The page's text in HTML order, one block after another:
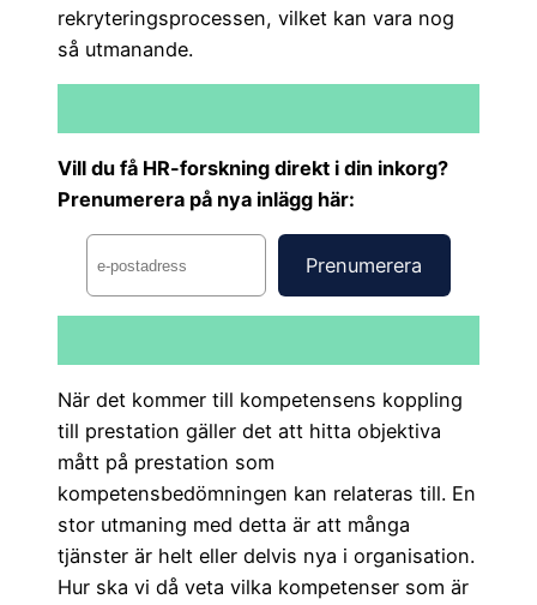
rekryteringsprocessen, vilket kan vara nog
så utmanande.
Vill du få HR-forskning direkt i din inkorg?
Prenumerera på nya inlägg här:
När det kommer till kompetensens koppling
till prestation gäller det att hitta objektiva
mått på prestation som
kompetensbedömningen kan relateras till. En
stor utmaning med detta är att många
tjänster är helt eller delvis nya i organisation.
Hur ska vi då veta vilka kompetenser som är